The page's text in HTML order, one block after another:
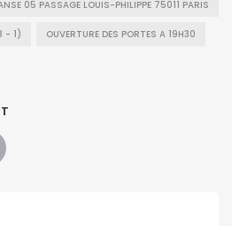
05 PASSAGE LOUIS-PHILIPPE 75011 PARIS
- 1) OUVERTURE DES PORTES A 19H30